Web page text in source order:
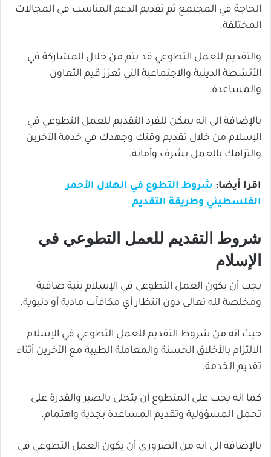
الحاجة في المجتمع ثم تقديم الدعم المناسب في المجالات
المختلفة.
والتقديم للعمل التطوعي قد يتم من خلال المشاركة في
الأنشطة الدينية والاجتماعية التي تعزز قيم التعاون
والمساعدة.
بالإضافة الى انه يمكن للفرد التقديم للعمل التطوعي في
الإسلام من خلال تقديم وقتك وجهدك في خدمة الآخرين
والتزامك بالعمل بشرف وأمانة.
اقرا أيضا: شروط التطوع في الهلال الأحمر
الفلسطيني وطريقة التقديم
شروط التقديم للعمل التطوعي في
الإسلام
يجب أن يكون العمل التطوعي في الإسلام بنية صافية
ومخلصة لله تعالى دون انتظار أي مكافآت مادية أو دنيوية.
حيث انه من شروط التقديم للعمل التطوعي في الإسلام
الالتزام بالأخلاق الحسنة والمعاملة الطيبة مع الآخرين أثناء
تقديم الخدمة.
كما انه يجب على المتطوع أن يتحلى بالصبر والقدرة على
تحمل المسؤولية وتقديم المساعدة بجدية واهتمام.
بالإضافة الى انه من الضروري أن يكون العمل التطوعي في